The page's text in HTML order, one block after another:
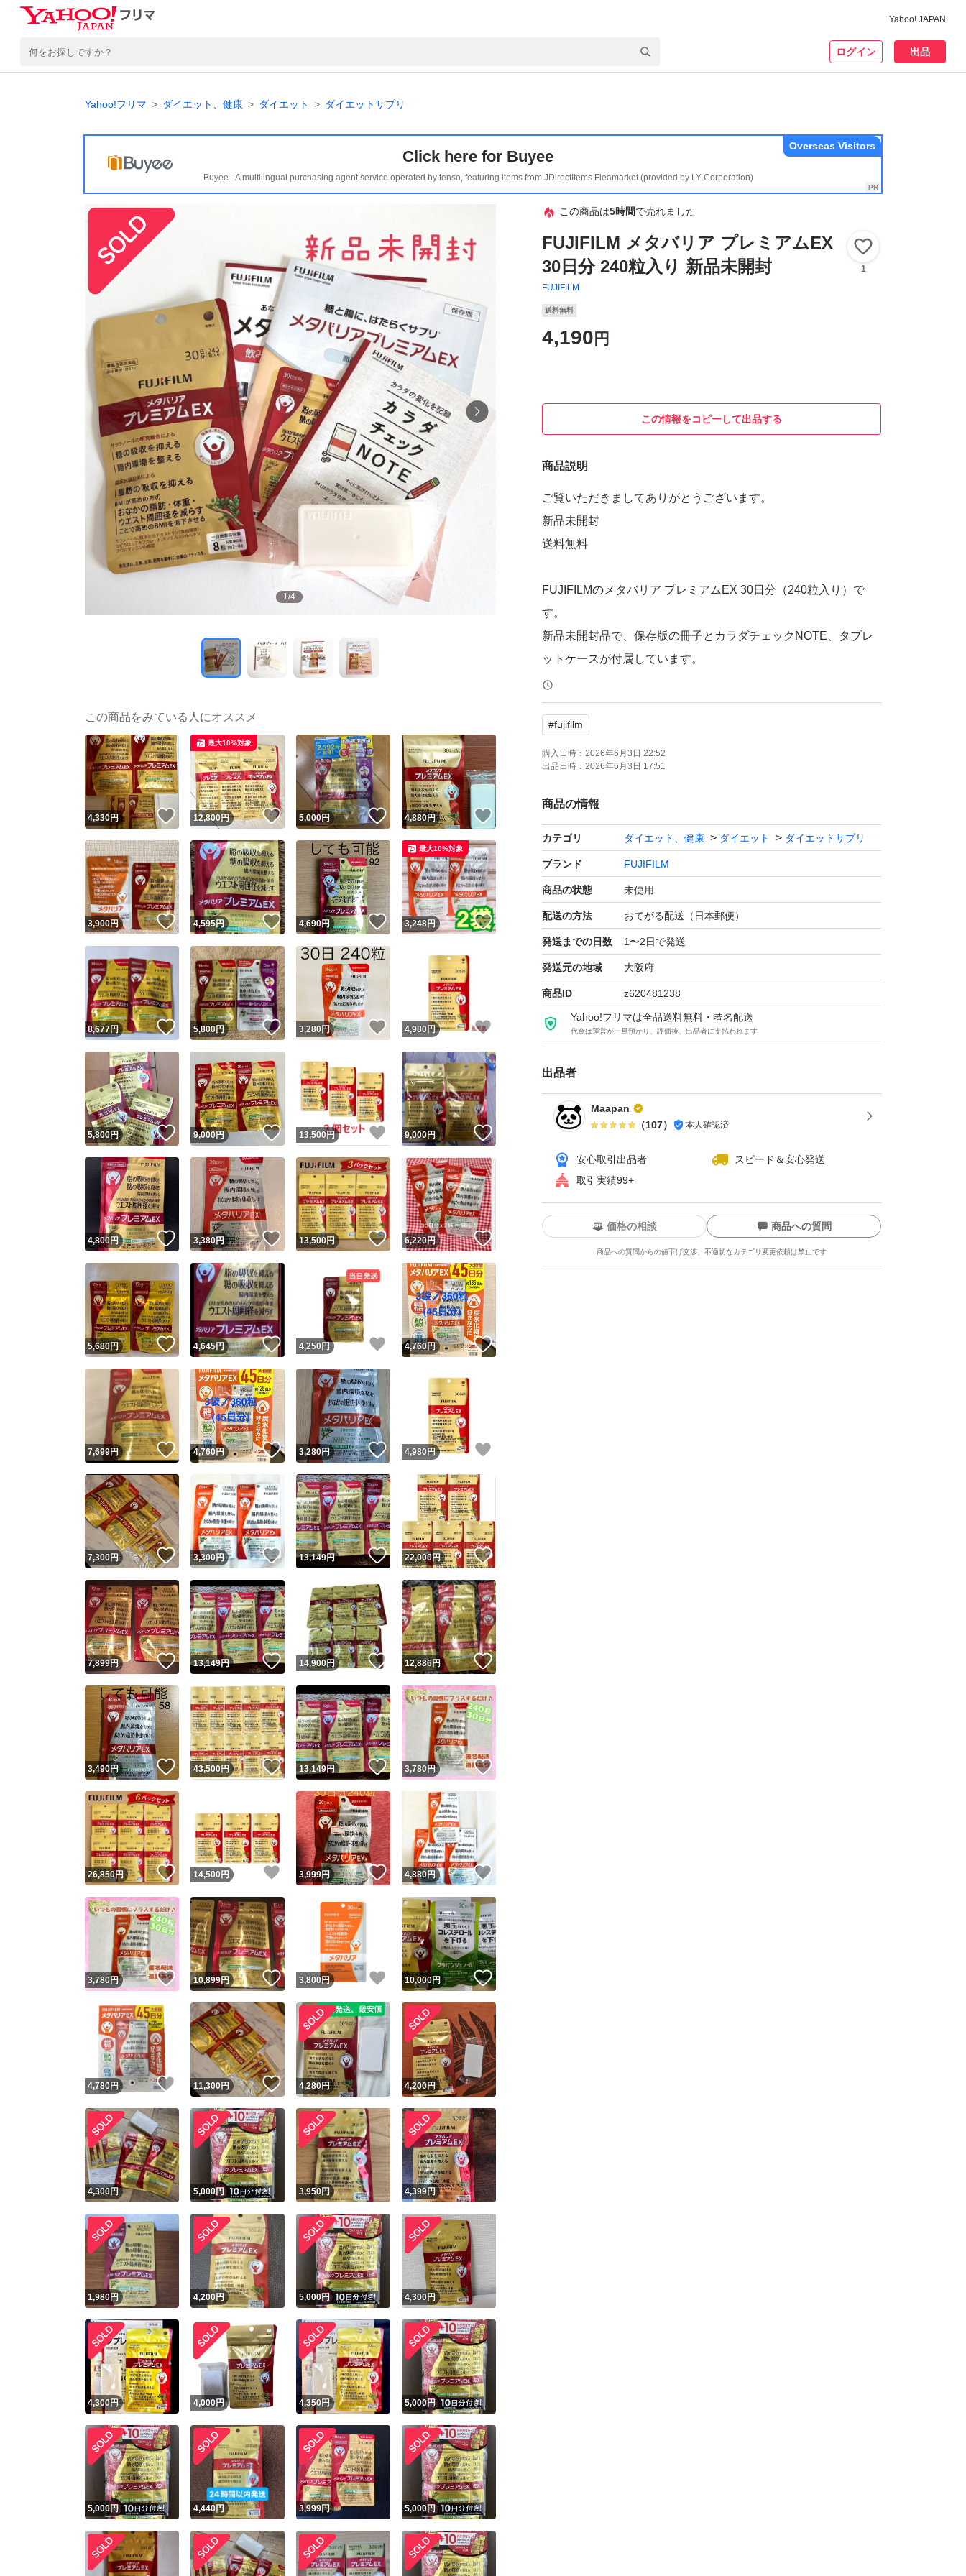
Yahoo! JAPAN
ログイン 出品
Yahoo!フリマ ダイエット、健康 ダイエット ダイエットサプリ
Click here for Buyee
Buyee - A multilingual purchasing agent service operated by tenso, featuring items from JDirectItems Fleamarket (provided by LY Corporation)
Overseas Visitors
1/4
この商品は5時間で売れました
FUJIFILM メタバリア プレミアムEX
30日分 240粒入り 新品未開封
FUJIFILM
1
送料無料
4,190 円
この情報をコピーして出品する
商品説明
ご覧いただきましてありがとうございます。
新品未開封
送料無料
FUJIFILMのメタバリア プレミアムEX 30日分（240粒入り）で
す。
新品未開封品で、保存版の冊子とカラダチェックNOTE、タブレ
ットケースが付属しています。
【ブランド】FUJIFILM
【商品名】メタバリア プレミアムEX
【内容量】240粒（30日分）
【賞味期限】2029年 4月
【商品の状態】未使用
ス付き
迅速かつ丁寧な対応を心がけております。
皆さまのご購入を心よりお待ちしております。
宜しくお願いいたしますm（__）m
#fujifilm
購入日時： 2026年6月3日 22:52
出品日時： 2026年6月3日 17:51
商品の情報
カテゴリ ダイエット、健康 ダイエット ダイエットサプリ
ブランド FUJIFILM
商品の状態 未使用
配送の方法 おてがる配送（日本郵便）
発送までの日数 1〜2日で発送
発送元の地域 大阪府
商品ID z620481238
Yahoo!フリマは全品送料無料・匿名配送
代金は運営が一旦預かり、評価後、出品者に支払われます
出品者
Maapan
（107） 本人確認済
安心取引出品者
スピード＆安心発送
取引実績99+
ユーザーの実績について
Yahoo!フリマが定めた一定の基準を満たしたユーザーにバッジを付与しています
安心取引出品者
安心取引出品者 Yahoo!フリマの基準をクリアした安心・安全なユーザーです
取引実績
取引実績◯+ このユーザーはYahoo!フリマの取引を完了させた実績があります
他フリマ実績◯+ このユーザーは他フリマサービスでの取引実績があります
スピード&安心発送
※このバッジは実績に基づく表示であり、発送を保証しているものではありません
スピード＆安心発送
このユーザーは高頻度で24時間以内＆設定した発送日数内に発送してい
スピード発送 このユーザーは高頻度で24時間以内に発送しています
安心発送 このユーザーは設定した発送日数内に発送しています
価格の相談 商品への質問
商品への質問からの値下げ交渉、不適切なカテゴリ変更依頼は禁止です
この商品の情報をコピーします
商品画像の無断転載は禁止されています
コピーは1商品につき1回です
出品ページへ
キャンセル
この商品をみている人にオススメ
4,330円 いいね！
12,800円 いいね！
最大10%対象
5,000円 いいね！
4,880円
3,900円 いいね！
4,595円 いいね！
4,690円 いいね！
3,248円 いいね！
最大10%対象
8,677円 いいね！
5,800円 いいね！
3,280円 いいね！
4,980 円
5,800円 いいね！
9,000円 いいね！
13,500円 いいね！
9,000円
4,800円 いいね！
3,380円 いいね！
13,500円 いいね！
6,220円
5,680円 いいね！
4,645円 いいね！
4,250 円 いいね！
4,760円 いいね！
7,699円 いいね！
4,760円 いいね！
3,280円 いいね！
4,980 円
7,300円 いいね！
3,300円 いいね！
13,149円 いいね！
22,000円 いいね！
7,899円 いいね！
13,149円 いいね！
14,900円 いいね！
12,886円 いいね！
3,490円 いいね！
43,500円 いいね！
13,149円 いいね！
3,780円
26,850円 いいね！
14,500 円 いいね！
3,999円 いいね！
4,880円
3,780円 いいね！
10,899円 いいね！
3,800円 いいね！
10,000円 いいね！
4,780円 いいね！
11,300円 いいね！
4,280円 4,200円
4,300円 5,000円 3,950円 4,399円
1,980円 4,200円 5,000円 4,300円
4,300円 4,000円 4,350円 5,000円
5,000円 4,440円 3,999円 5,000円